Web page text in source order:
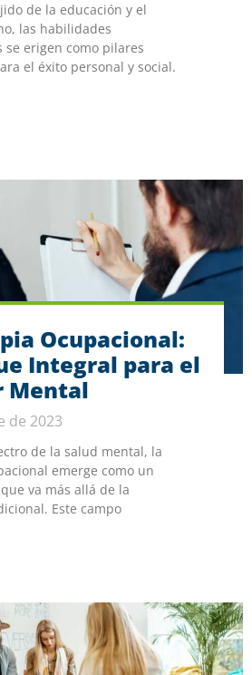
de la educación y el
las habilidades
se erigen como pilares
el éxito personal y social.
Ocupacional:
Integral para el
Mental
de 2023
de la salud mental, la
emerge como un
va más allá de la
Este campo